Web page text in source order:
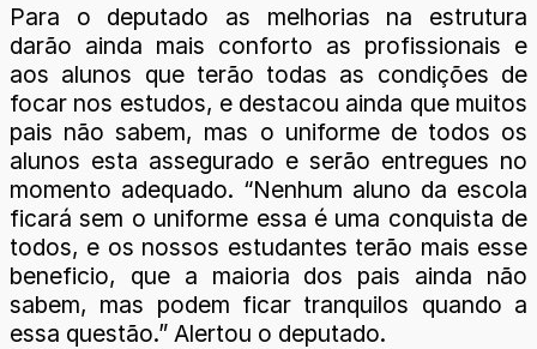
Para o deputado as melhorias na estrutura
darão ainda mais conforto as profissionais e
aos alunos que terão todas as condições de
focar nos estudos, e destacou ainda que muitos
pais não sabem, mas o uniforme de todos os
alunos esta assegurado e serão entregues no
momento adequado. “Nenhum aluno da escola
ficará sem o uniforme essa é uma conquista de
todos, e os nossos estudantes terão mais esse
beneficio, que a maioria dos pais ainda não
sabem, mas podem ficar tranquilos quando a
essa questão.” Alertou o deputado.